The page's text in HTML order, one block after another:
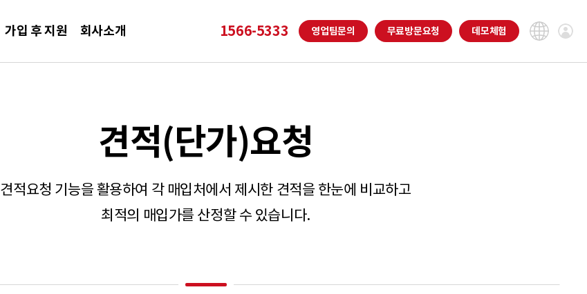
가입 후 지원 회사소개 1566-5333 영업팀문의 무료방문요청 데모체험
견적(단가)요청
견적요청 기능을 활용하여 각 매입처에서 제시한 견적을 한눈에 비교하고
최적의 매입가를 산정할 수 있습니다.